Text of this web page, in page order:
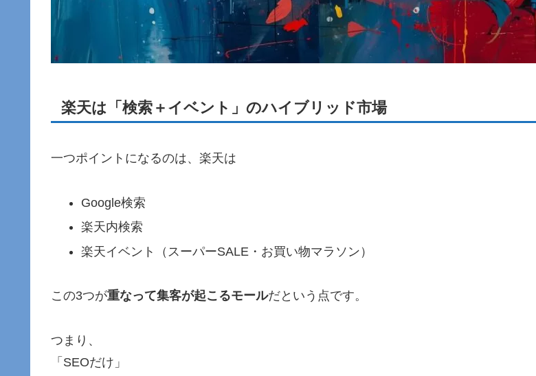
楽天は「検索＋イベント」のハイブリッド市場
一つポイントになるのは、楽天は
Google検索
楽天内検索
楽天イベント（スーパーSALE・お買い物マラソン）
この3つが重なって集客が起こるモールだという点です。
つまり、
「SEOだけ」